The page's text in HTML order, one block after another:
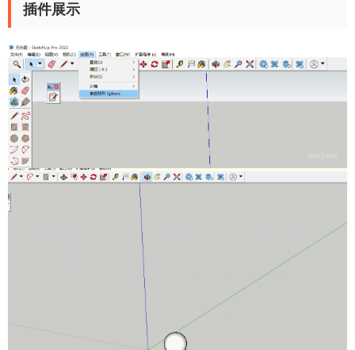
插件展示